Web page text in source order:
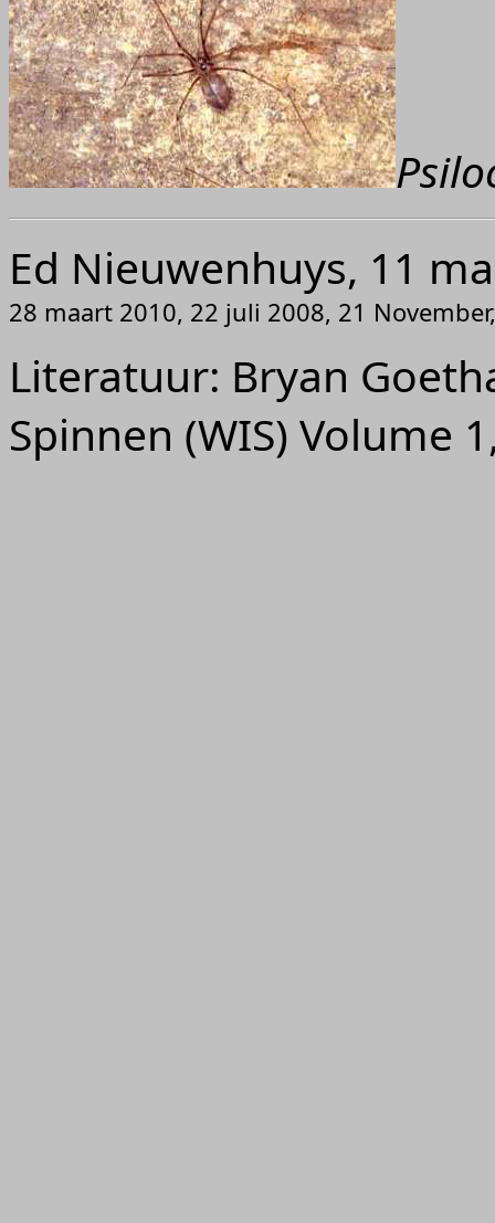
Ed Nieuwenhuys, 11
28 maart 2010, 22 juli 2008, 21
Literatuur: Bryan
Spinnen (WIS) Volume